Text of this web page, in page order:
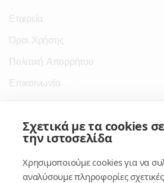
Εταιρεία
Όροι Χρήσης
Πολιτική Απορρήτου
Επικοινωνία
Σύνδεσμοι
Κέντρο Γνώσης
Σχετικά με τα cookies
την ιστοσελίδα
Χρησιμοποιούμε cookies για να
αναλύσουμε πληροφορίες